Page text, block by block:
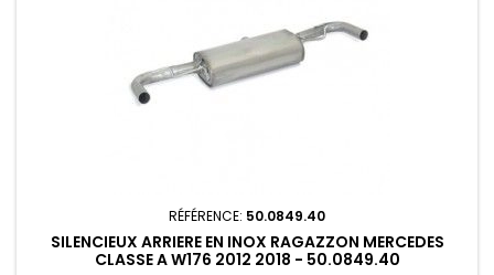
RÉFÉRENCE: 50.0849.40
SILENCIEUX ARRIERE EN INOX RAGAZZON MERCEDES
CLASSE A W176 2012 2018 - 50.0849.40